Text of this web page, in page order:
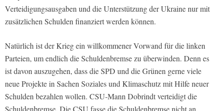
Verteidigungsausgaben und die Unterstützung der Ukraine nur mit
zusätzlichen Schulden finanziert werden können.
Natürlich ist der Krieg ein willkommener Vorwand für die linken
Parteien, um endlich die Schuldenbremse zu überwinden. Denn es
ist davon auszugehen, dass die SPD und die Grünen gerne viele
neue Projekte in Sachen Soziales und Klimaschutz mit Hilfe neuer
Schulden bezahlen wollen. CSU-Mann Dobrindt verteidigt die
Schuldenbremse. Die CSU fasse die Schuldenbremse nicht an,